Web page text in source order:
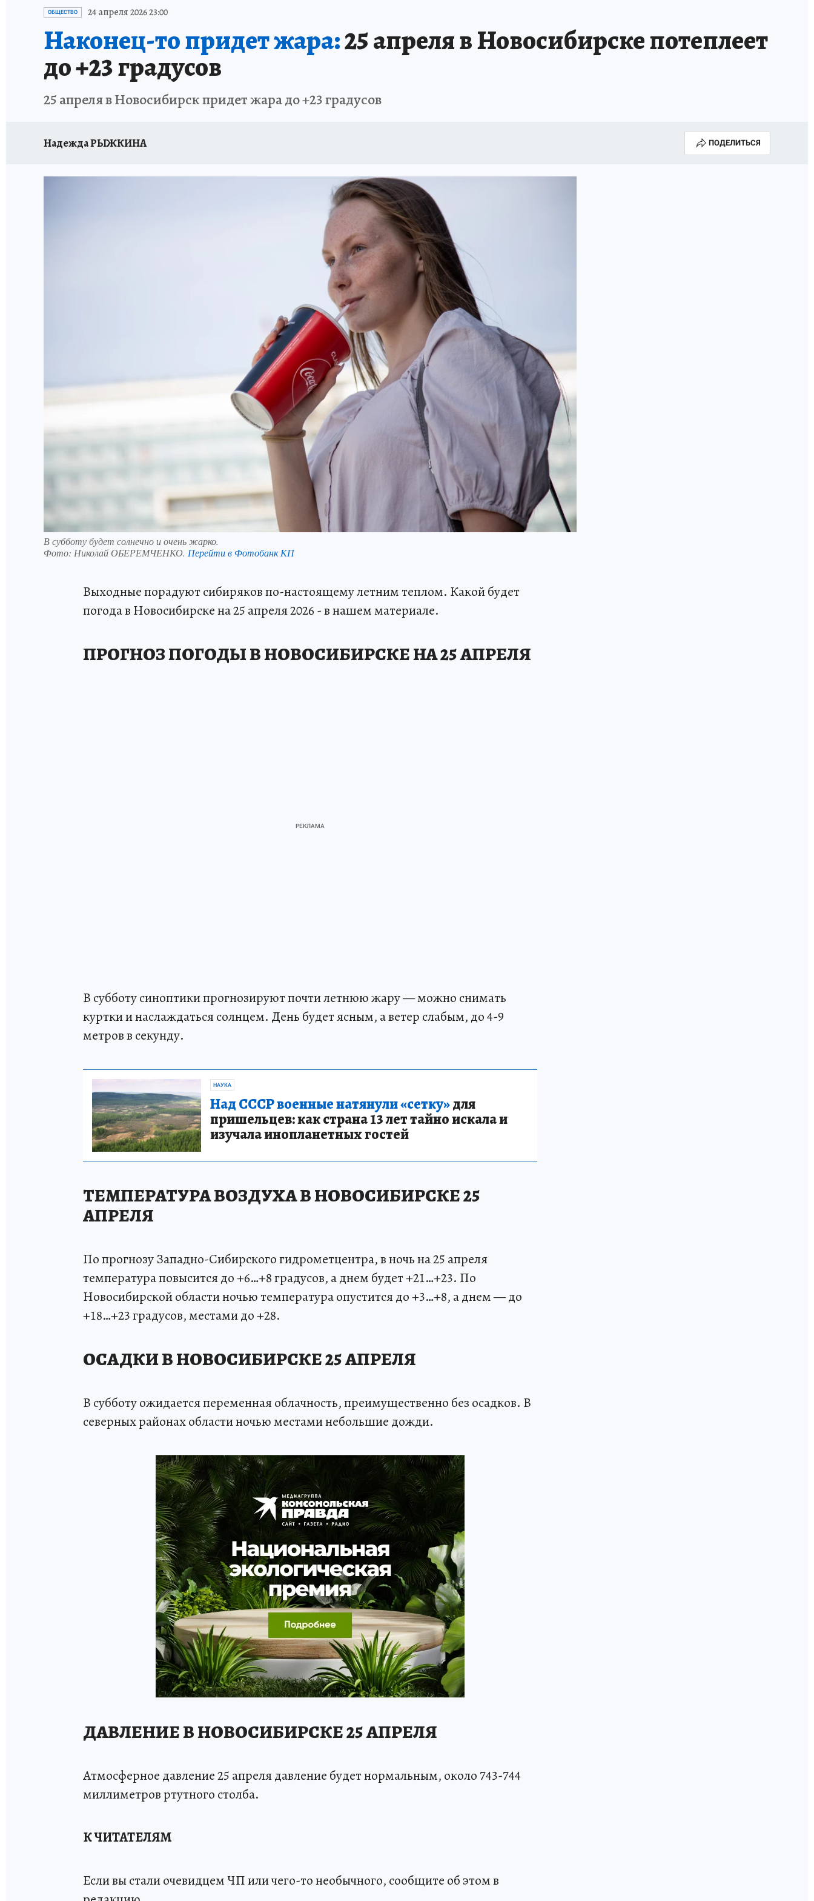
ОТДЫХ В РОССИИ
ОБЩЕСТВО 24 апреля 2026 23:00
Наконец-то придет жара:25 апреля в Новосибирске потеплеет
до +23 градусов
25 апреля в Новосибирск придет жара до +23 градусов
Надежда РЫЖКИНА ПОДЕЛИТЬСЯ
В субботу будет солнечно и очень жарко.
Фото: Николай ОБЕРЕМЧЕНКО. Перейти в Фотобанк КП
Выходные порадуют сибиряков по-настоящему летним теплом. Какой будет
погода в Новосибирске на 25 апреля 2026 - в нашем материале.
ПРОГНОЗ ПОГОДЫ В НОВОСИБИРСКЕ НА 25 АПРЕЛЯ
В субботу синоптики прогнозируют почти летнюю жару — можно снимать
куртки и наслаждаться солнцем. День будет ясным, а ветер слабым, до 4-9
метров в секунду.
НАУКА
Над СССР военные натянули «сетку»для
пришельцев: как страна 13 лет тайно искала и
изучала инопланетных гостей
ТЕМПЕРАТУРА ВОЗДУХА В НОВОСИБИРСКЕ 25
АПРЕЛЯ
По прогнозу Западно-Сибирского гидрометцентра, в ночь на 25 апреля
температура повысится до +6…+8 градусов, а днем будет +21…+23. По
Новосибирской области ночью температура опустится до +3…+8, а днем — до
+18…+23 градусов, местами до +28.
ОСАДКИ В НОВОСИБИРСКЕ 25 АПРЕЛЯ
В субботу ожидается переменная облачность, преимущественно без осадков. В
северных районах области ночью местами небольшие дожди.
ДАВЛЕНИЕ В НОВОСИБИРСКЕ 25 АПРЕЛЯ
Атмосферное давление 25 апреля давление будет нормальным, около 743-744
миллиметров ртутного столба.
К ЧИТАТЕЛЯМ
Если вы стали очевидцем ЧП или чего-то необычного, сообщите об этом в